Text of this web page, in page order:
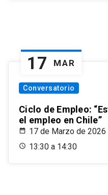
17 MAR
Conversatorio
Ciclo de Empleo:
el empleo en Chile”
17 de Marzo de 2026
13:30 a 14:30